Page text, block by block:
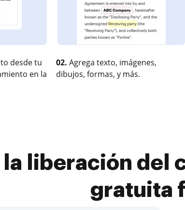
desde tu
en la
02. Agrega texto, imágenes,
dibujos, formas, y más.
la liberación del
gratuita